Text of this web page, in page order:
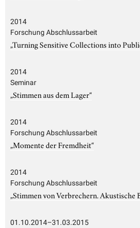
2014
Forschung Abschlussarbeit
„Turning Sensitive Collections into
2014
Seminar
„Stimmen aus dem Lager“
2014
Forschung Abschlussarbeit
„Momente der Fremdheit“
2014
Forschung Abschlussarbeit
„Stimmen von Verbrechern. Akustische
01.10.2014–31.03.2015